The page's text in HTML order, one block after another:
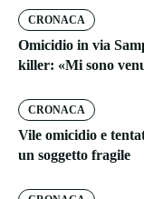
CRONACA
Omicidio in via
killer: «Mi sono
CRONACA
Vile omicidio e
un soggetto fragile